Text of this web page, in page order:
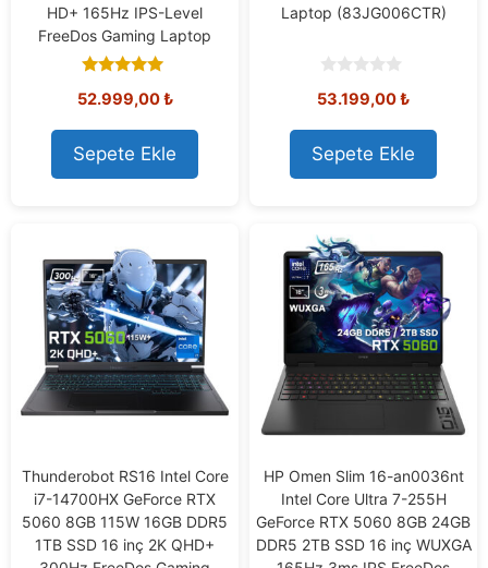
HD+ 165Hz IPS-Level
FreeDos Gaming Laptop
out of 5
52.999,00₺
Sepete Ekle
Laptop (83JG006CTR)
o
t
o
f
5
53.199,00₺
Sepete Ekle
Thunderobot RS16 Intel Core
i7-14700HX GeForce RTX
5060 8GB 115W 16GB DDR5
1TB SSD 16 inç 2K QHD+
HP Omen Slim 16-an0036nt
Intel Core Ultra 7-255H
GeForce RTX 5060 8GB 24GB
DDR5 2TB SSD 16 inç WUXGA